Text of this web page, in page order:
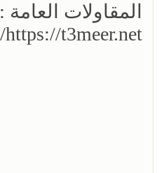
المقاولات العامة :
https://t3meer.net/